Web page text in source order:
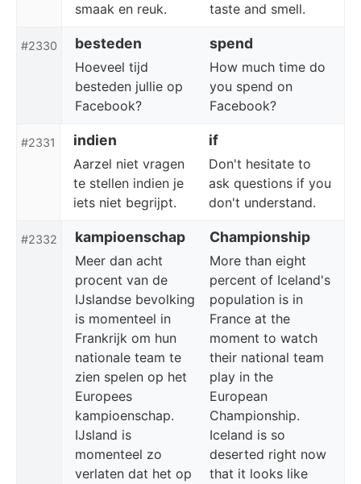
smaak en reuk.
taste and smell.
#2330 besteden spend
Hoeveel tijd
besteden jullie op
Facebook?
How much time do
you spend on
Facebook?
#2331 indien if
Aarzel niet vragen
te stellen indien je
iets niet begrijpt.
Don't hesitate to
ask questions if you
don't understand.
#2332 kampioenschap Championship
Meer dan acht
procent van de
IJslandse bevolking
is momenteel in
Frankrijk om hun
nationale team te
zien spelen op het
Europees
kampioenschap.
IJsland is
momenteel zo
verlaten dat het op
More than eight
percent of Iceland's
population is in
France at the
moment to watch
their national team
play in the
European
Championship.
Iceland is so
deserted right now
that it looks like